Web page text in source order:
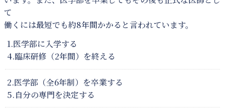
て
働くには最短でも約8年間かかると言われています。
1.医学部に入学する
4.臨床研修（2年間）を終える
2.医学部（全6年制）を卒業する
5.自分の専門を決定する